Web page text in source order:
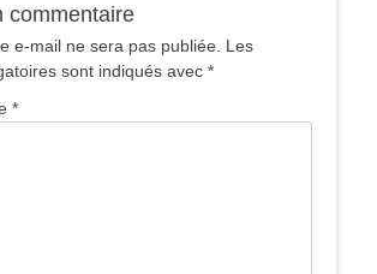
commentaire
e-mail ne sera pas publiée.
Les
sont indiqués avec *
*